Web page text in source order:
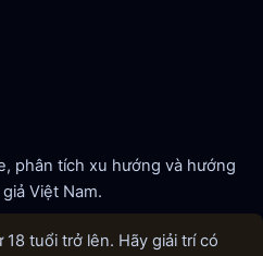
phân tích xu hướng và hướng
Việt Nam.
tuổi trở lên. Hãy giải trí có